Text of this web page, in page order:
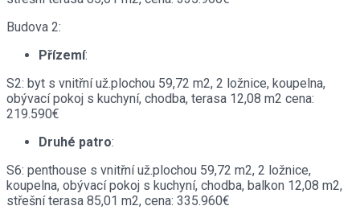
Budova 2:
Přízemí:
S2: byt s vnitřní už.plochou 59,72 m2, 2 ložnice, koupelna,
obývací pokoj s kuchyní, chodba, terasa 12,08 m2 cena:
219.590€
Druhé patro:
S6: penthouse s vnitřní už.plochou 59,72 m2, 2 ložnice,
koupelna, obývací pokoj s kuchyní, chodba, balkon 12,08 m2,
střešní terasa 85,01 m2, cena: 335.960€